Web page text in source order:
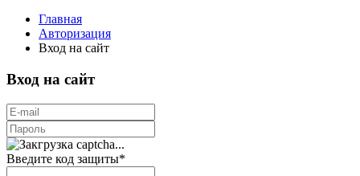
Главная
Авторизация
Вход на сайт
Вход на сайт
Введите код защиты*